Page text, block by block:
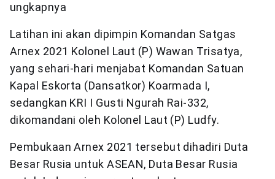
ungkapnya
Latihan ini akan dipimpin Komandan Satgas
Arnex 2021 Kolonel Laut (P) Wawan Trisatya,
yang sehari-hari menjabat Komandan Satuan
Kapal Eskorta (Dansatkor) Koarmada I,
sedangkan KRI I Gusti Ngurah Rai-332,
dikomandani oleh Kolonel Laut (P) Ludfy.
Pembukaan Arnex 2021 tersebut dihadiri Duta
Besar Rusia untuk ASEAN, Duta Besar Rusia